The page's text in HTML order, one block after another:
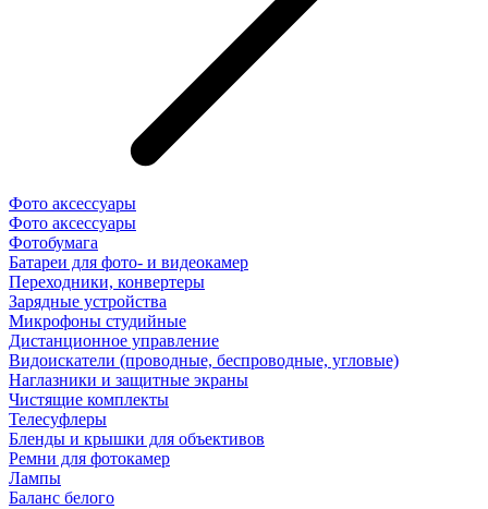
Фото аксессуары
Фото аксессуары
Фотобумага
Батареи для фото- и видеокамер
Переходники, конвертеры
Зарядные устройства
Микрофоны студийные
Дистанционное управление
Видоискатели (проводные, беспроводные, угловые)
Наглазники и защитные экраны
Чистящие комплекты
Телесуфлеры
Бленды и крышки для объективов
Ремни для фотокамер
Лампы
Баланс белого